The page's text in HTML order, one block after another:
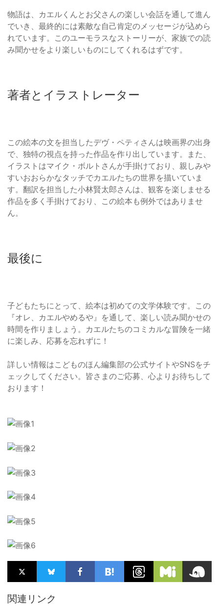
物語は、カエルくんとお父さんの楽しい会話を通して進ん
でいき、最終的には素敵な自己肯定のメッセージが込めら
れています。このユーモラスなストーリーが、家族での読
み聞かせをより楽しいものにしてくれるはずです。
著者とイラストレーター
この絵本の文を担当したデヴ・ペティさんは映画界の出身
で、独特の視点を持った作品を作り出しています。また、
イラストはマイク・ボルトさんが手掛けており、親しみや
すいおおらかなタッチでカエルたちの世界を描いていま
す。翻訳を担当した小林賢太郎さんは、観客を楽しませる
作品を多く手掛けており、この絵本も例外ではありませ
ん。
最後に
子どもたちにとって、絵本は初めての文学体験です。この
『オレ、カエルやめるや』を通して、楽しい読み聞かせの
時間を作りましょう。カエルたちのコミカルな冒険を一緒
に楽しみ、応募を忘れずに！
詳しい情報はこどものほん編集部の公式サイトやSNSをチ
ェックしてください。皆さまのご応募、心よりお待ちして
おります！
関連リンク